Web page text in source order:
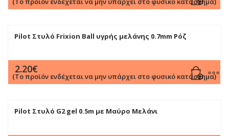
Pilot Στυλό Frixion Ball υγρής μελάνης 0.7mm Ρόζ
2.20€
(Το προϊόν ενδέχεται να μην υπάρχει στο φυσικό κατάστημα)
Pilot Στυλό G2 gel 0.5m με Μαύρο Mελάνι